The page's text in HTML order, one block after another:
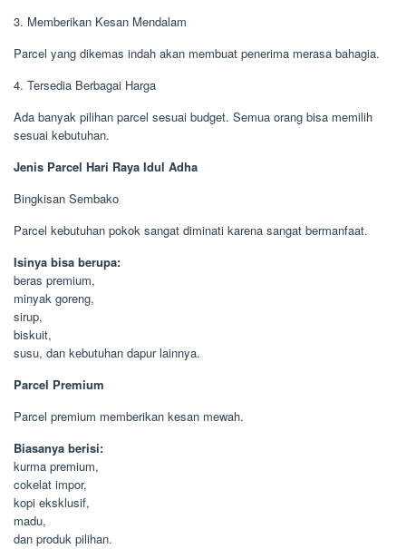
3. Memberikan Kesan Mendalam
Parcel yang dikemas indah akan membuat penerima merasa bahagia.
4. Tersedia Berbagai Harga
Ada banyak pilihan parcel sesuai budget. Semua orang bisa memilih
sesuai kebutuhan.
Jenis Parcel Hari Raya Idul Adha
Bingkisan Sembako
Parcel kebutuhan pokok sangat diminati karena sangat bermanfaat.
Isinya bisa berupa:
beras premium,
minyak goreng,
sirup,
biskuit,
susu, dan kebutuhan dapur lainnya.
Parcel Premium
Parcel premium memberikan kesan mewah.
Biasanya berisi:
kurma premium,
cokelat impor,
kopi eksklusif,
madu,
dan produk pilihan.